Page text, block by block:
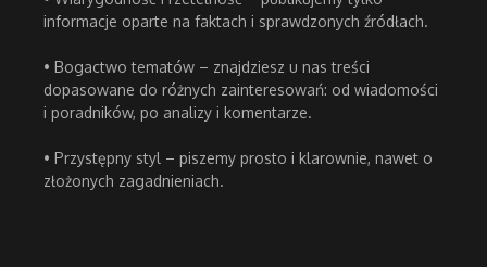
informacje oparte na faktach i sprawdzonych źródłach.
• Bogactwo tematów – znajdziesz u nas treści
dopasowane do różnych zainteresowań: od wiadomości
i poradników, po analizy i komentarze.
• Przystępny styl – piszemy prosto i klarownie, nawet o
złożonych zagadnieniach.